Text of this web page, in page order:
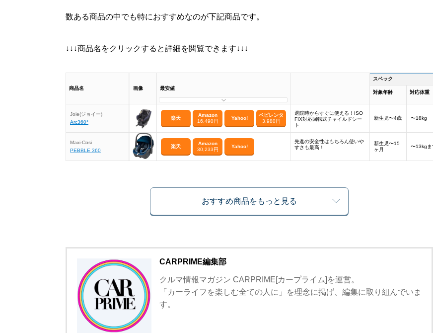
数ある商品の中でも特におすすめなのが下記商品です。
↓↓↓商品名をクリックすると詳細を閲覧できます↓↓↓
商品名 画像 最安値
スペック
対象年齢 対応体重
Joie(ジョイー)
Arc360°
楽天
Amazon
16,490円
Yahoo!
ベビレンタ
3,980円
退院時からすぐに使える！ISO
FIX対応回転式チャイルドシー
ト
新生児〜4歳 〜18kg
Maxi-Cosi
PEBBLE 360
楽天
Amazon
30,233円
Yahoo!
先進の安全性はもちろん使いや
すさも最高！
新生児〜15
ヶ月
〜13kgまで
おすすめ商品をもっと見る
CARPRIME編集部
クルマ情報マガジン CARPRIME[カープライム]を運営。
「カーライフを楽しむ全ての人に」を理念に掲げ、編集に取り組んでいま
す。